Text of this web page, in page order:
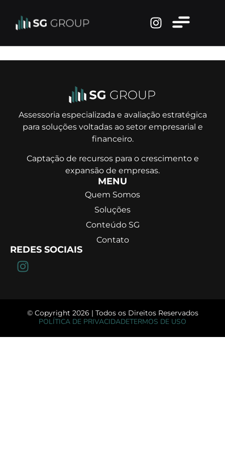
Dr. Badio Gomes de
Santana
Assessoria especializada e avaliação estratégica
para soluções voltadas ao setor empresarial e
financeiro.
Captação de recursos para o crescimento e
expansão de empresas.
MENU
Quem Somos
Soluções
Conteúdo SG
Contato
REDES SOCIAIS
© Copyright 2026 | Todos os Direitos Reservados
POLÍTICA DE PRIVACIDADETERMOS DE USO